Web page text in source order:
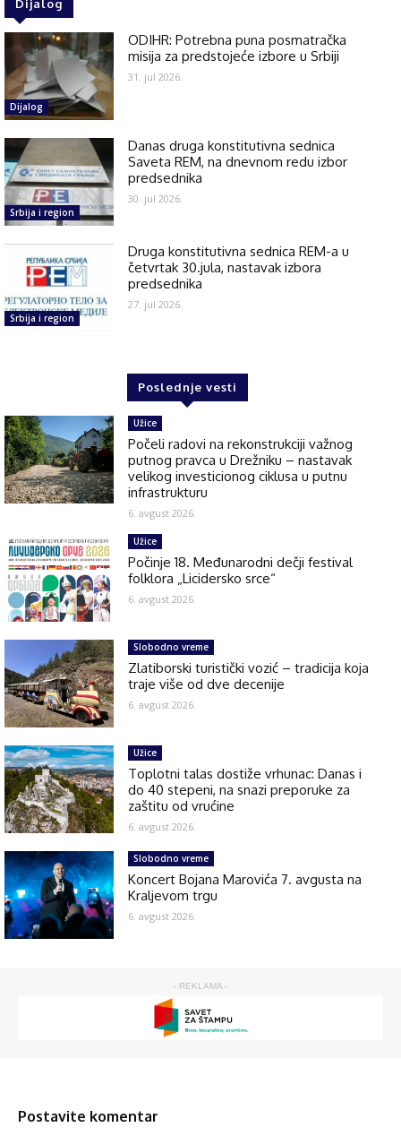
Dijalog
Dijalog
ODIHR: Potrebna puna posmatračka
misija za predstojeće izbore u Srbiji
31. jul 2026.
Srbija i region
Danas druga konstitutivna sednica
Saveta REM, na dnevnom redu izbor
predsednika
30. jul 2026.
Srbija i region
Druga konstitutivna sednica REM-a u
četvrtak 30.jula, nastavak izbora
predsednika
27. jul 2026.
Poslednje vesti
Užice
Počeli radovi na rekonstrukciji važnog
putnog pravca u Drežniku – nastavak
velikog investicionog ciklusa u putnu
infrastrukturu
6. avgust 2026.
Užice
Počinje 18. Međunarodni dečji festival
folklora „Licidersko srce“
6. avgust 2026.
Slobodno vreme
Zlatiborski turistički vozić – tradicija koja
traje više od dve decenije
6. avgust 2026.
Užice
Toplotni talas dostiže vrhunac: Danas i
do 40 stepeni, na snazi preporuke za
zaštitu od vrućine
6. avgust 2026.
Slobodno vreme
Koncert Bojana Marovića 7. avgusta na
Kraljevom trgu
6. avgust 2026.
- REKLAMA -
Postavite komentar